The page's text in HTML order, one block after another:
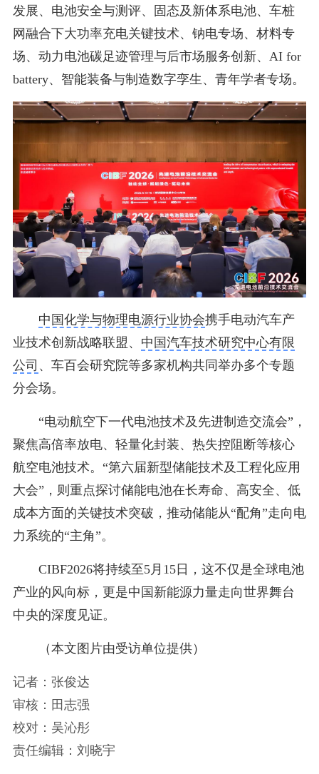
发展、电池安全与测评、固态及新体系电池、车桩
网融合下大功率充电关键技术、钠电专场、材料专
场、动力电池碳足迹管理与后市场服务创新、AI for
battery、智能装备与制造数字孪生、青年学者专场。
中国化学与物理电源行业协会携手电动汽车产
业技术创新战略联盟、 中国汽车技术研究中心有限
公司 、车百会研究院等多家机构共同举办多个专题
分会场。
“电动航空下一代电池技术及先进制造交流会”，
聚焦高倍率放电、轻量化封装、热失控阻断等核心
航空电池技术。“第六届新型储能技术及工程化应用
大会”，则重点探讨储能电池在长寿命、高安全、低
成本方面的关键技术突破，推动储能从“配角”走向电
力系统的“主角”。
CIBF2026将持续至5月15日，这不仅是全球电池
产业的风向标，更是中国新能源力量走向世界舞台
中央的深度见证。
（本文图片由受访单位提供）
记者：张俊达
审核：田志强
校对：吴沁彤
责任编辑：刘晓宇